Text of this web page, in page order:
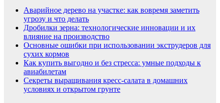
Аварийное дерево на участке: как вовремя заметить
угрозу и что делать
Дробилки зерна: технологические инновации и их
влияние на производство
Основные ошибки при использовании экструдеров для
сухих кормов
Как купить выгодно и без стресса: умные подходы к
авиабилетам
Секреты выращивания кресс-салата в домашних
условиях и открытом грунте